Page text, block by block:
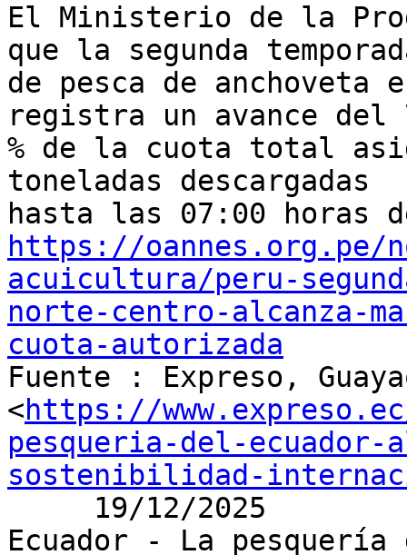
El Ministerio de la
que la segunda
de pesca de anchoveta
registra un avance del
% de la cuota total
toneladas descargadas
https://oannes.org.pe/
acuicultura/peru-
norte-centro-alcanza-
cuota-autorizada
Fuente : Expreso,
<https://
pesqueria-del-
sostenibilidad-
Ecuador - La